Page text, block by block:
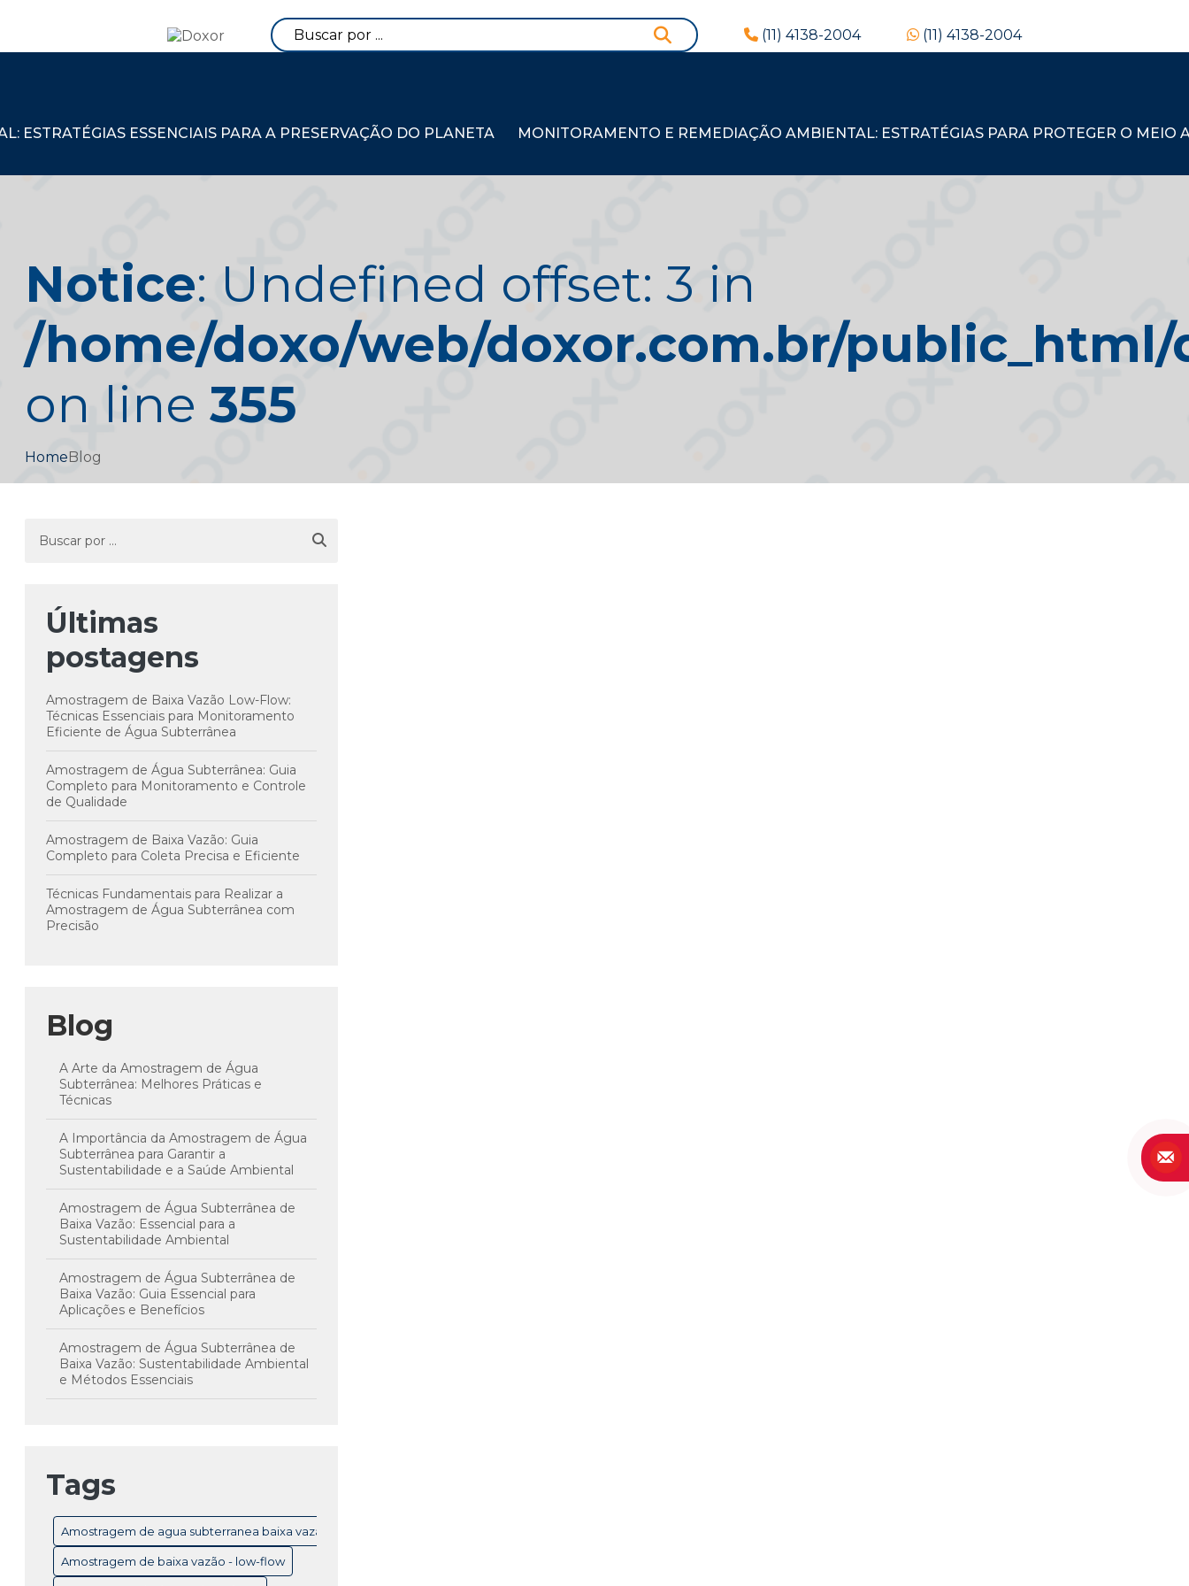
(11) 4138-2004 (11) 4138-2004
ESTRATÉGIAS ESSENCIAIS PARA A PRESERVAÇÃO DO PLANETA MONITORAMENTO E REMEDIAÇÃO AMBIENTAL: ESTRATÉGIAS PARA PROTEGER O MEIO
HomeBlog
Notice: Undefined offset: 3 in
/home/doxo/web/doxor.com.br/
on line 355
Últimas
postagens
Amostragem de Baixa Vazão Low-Flow:
Técnicas Essenciais para Monitoramento
Eficiente de Água Subterrânea
Amostragem de Água Subterrânea: Guia
Completo para Monitoramento e Controle
de Qualidade
Amostragem de Baixa Vazão: Guia
Completo para Coleta Precisa e Eficiente
Técnicas Fundamentais para Realizar a
Amostragem de Água Subterrânea com
Precisão
Blog
A Arte da Amostragem de Água
Subterrânea: Melhores Práticas e
Técnicas
A Importância da Amostragem de Água
Subterrânea para Garantir a
Sustentabilidade e a Saúde Ambiental
Amostragem de Água Subterrânea de
Baixa Vazão: Essencial para a
Sustentabilidade Ambiental
Amostragem de Água Subterrânea de
Baixa Vazão: Guia Essencial para
Aplicações e Benefícios
Amostragem de Água Subterrânea de
Baixa Vazão: Sustentabilidade Ambiental
e Métodos Essenciais
Amostragem de Água Subterrânea: Guia
Completo para Monitoramento e
Controle de Qualidade
Amostragem de Água Subterrânea:
Técnicas Essenciais e Importância para
Tags
Amostragem de agua subterranea baixa vazão
Amostragem de baixa vazão - low-flow